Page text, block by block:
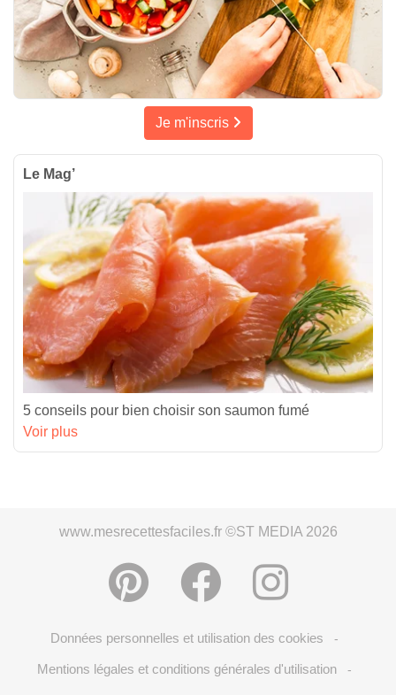
Je m'inscris
Le Mag’
5 conseils pour bien choisir son saumon fumé
Voir plus
www.mesrecettesfaciles.fr ©ST MEDIA 2026
Données personnelles et utilisation des cookies -
Mentions légales et conditions générales d'utilisation -